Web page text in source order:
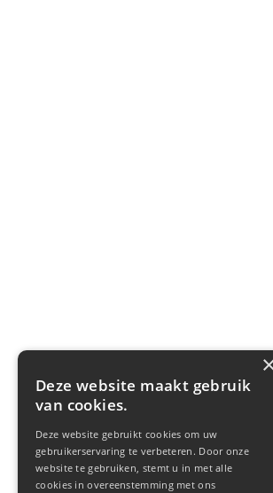
Deze website maakt gebruik
van cookies.
Deze website gebruikt cookies om uw
gebruikerservaring te verbeteren. Door onze
website te gebruiken, stemt u in met alle
cookies in overeenstemming met ons